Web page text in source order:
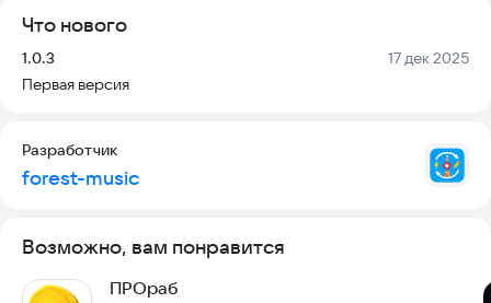
расчёт фундамента
расчёт арматуры
расчёт кровельных материалов
расчёт электрики и кабелей
Что нового
Версия:
1.0.3 Дата:
17 дек 2025
Первая версия
Разработчик
forest-music
Возможно, вам понравится
ПРОраб